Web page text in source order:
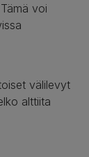
voi
välilevyt
alttiita